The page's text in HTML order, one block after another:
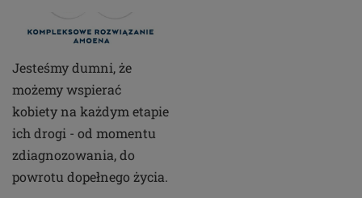
Jesteśmy dumni, że
możemy wspierać
kobiety na każdym etapie
ich drogi - od momentu
zdiagnozowania, do
powrotu dopełnego życia.